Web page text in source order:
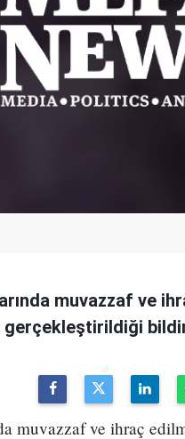
muvazzaf ve
gerçekleştirildiği
muvazzaf ve ihraç